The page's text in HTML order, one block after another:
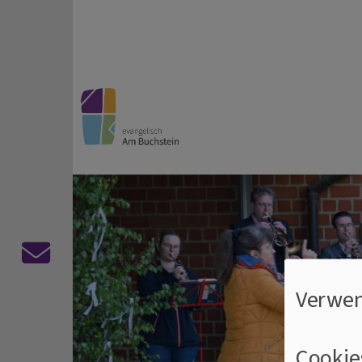
evangelisch Am
Kontaktformular